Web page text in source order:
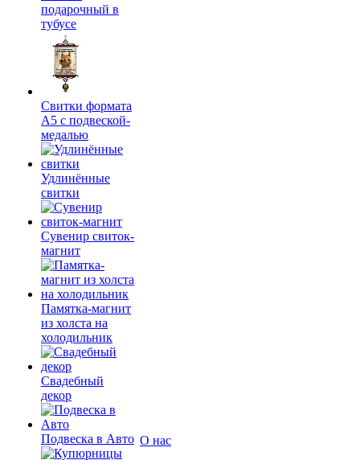
подарочный в
тубусе
Свитки формата
А5 с подвеской-
медалью
Удлинённые
свитки
Сувенир свиток-
магнит
Памятка-магнит
из холста на
холодильник
Свадебный
декор
Подвеска в Авто О нас